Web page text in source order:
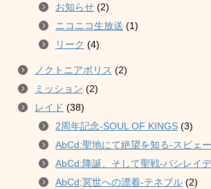
お知らせ (2)
ニコニコ生放送 (1)
リーク (4)
ノクトニアポリス (2)
ミッション (2)
レイド (38)
2周年記念-SOUL OF KINGS (3)
AbCd:聖地にて絶望を知る-スビェ
AbCd:降誕、そして聖戦-バシレイデ
AbCd;冥世への漂着-テネブル (2)